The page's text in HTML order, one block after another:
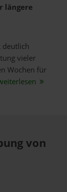
längere
deutlich
vieler
Wochen für
von